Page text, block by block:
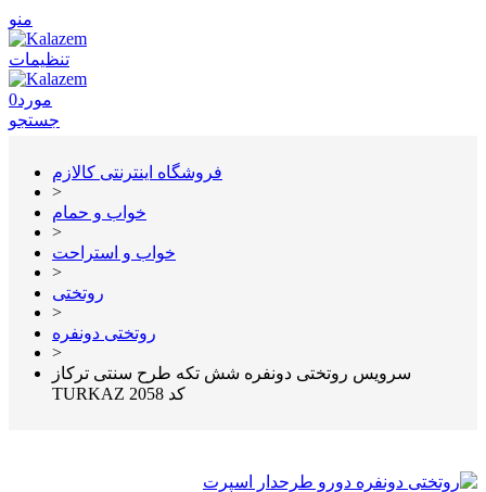
منو
تنظیمات
0مورد
جستجو
فروشگاه اینترنتی کالازم
>
خواب و حمام
>
خواب و استراحت
>
روتختی
>
روتختی دونفره
>
سرویس روتختی دونفره شش تکه طرح سنتی ترکاز
TURKAZ کد 2058